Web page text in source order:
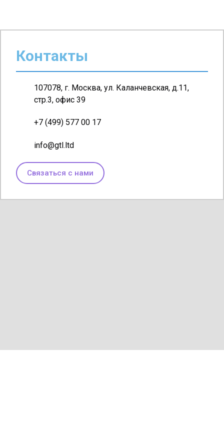
Контакты
107078, г. Москва, ул. Каланчевская, д.11,
стр.3, офис 39
+7 (499) 577 00 17
info@gtl.ltd
Связаться с нами